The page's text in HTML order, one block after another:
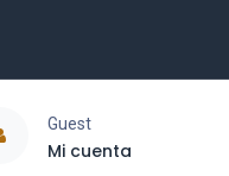
Guest
Mi cuenta